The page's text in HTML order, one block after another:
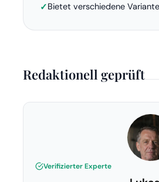
Bietet verschiedene
Redaktionell geprüft
Verifizierter Experte